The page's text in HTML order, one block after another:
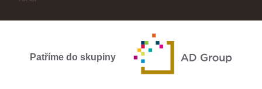
Patříme do skupiny